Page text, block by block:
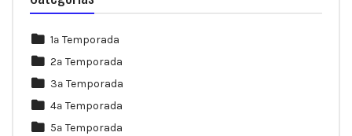
1ª Temporada
2ª Temporada
3ª Temporada
4ª Temporada
5ª Temporada